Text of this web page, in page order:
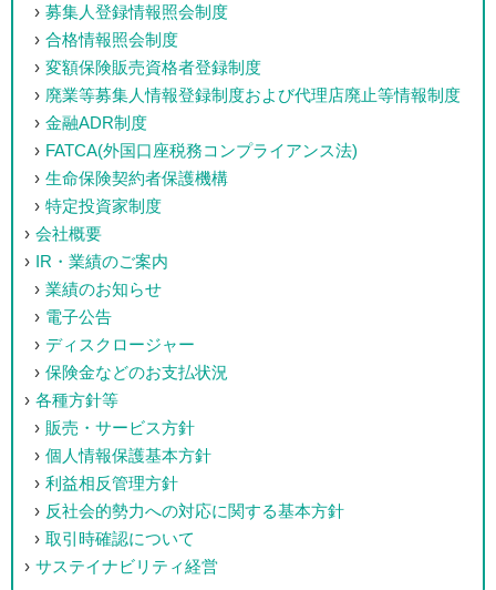
募集人登録情報照会制度
合格情報照会制度
変額保険販売資格者登録制度
廃業等募集人情報登録制度および代理店廃止等情報制度
金融ADR制度
FATCA(外国口座税務コンプライアンス法)
生命保険契約者保護機構
特定投資家制度
会社概要
IR・業績のご案内
業績のお知らせ
電子公告
ディスクロージャー
保険金などのお支払状況
各種方針等
販売・サービス方針
個人情報保護基本方針
利益相反管理方針
反社会的勢力への対応に関する基本方針
取引時確認について
サステイナビリティ経営